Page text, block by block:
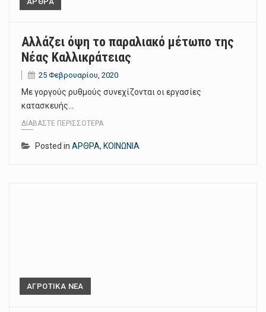
Αλλάζει όψη το παραλιακό μέτωπο της
Νέας Καλλικράτειας
25 Φεβρουαρίου, 2020
Με γοργούς ρυθμούς συνεχίζονται οι εργασίες
κατασκευής…
ΔΙΑΒΆΣΤΕ ΠΕΡΙΣΣΌΤΕΡΑ
Posted in ΑΡΘΡΑ, ΚΟΙΝΩΝΙΑ
ΑΓΡΟΤΙΚΑ ΝΕΑ